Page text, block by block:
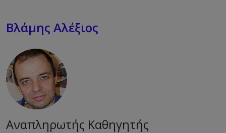
Βλάμης Αλέξιος
Αναπληρωτής Καθηγητής